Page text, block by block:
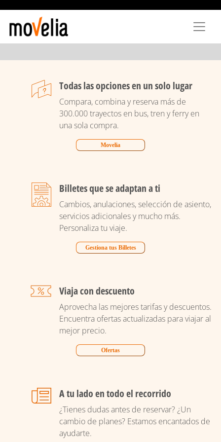
principal
Todas las opciones en un solo lugar
Compara, combina y reserva más de
300.000 trayectos en bus, tren y ferry en
una sola compra.
Movelia
Billetes que se adaptan a ti
Cambios, anulaciones, selección de asiento,
servicios adicionales y mucho más.
Personaliza tu viaje.
Gestiona tus Billetes
Viaja con descuento
Aprovecha las mejores tarifas y descuentos.
Encuentra ofertas actualizadas para viajar al
mejor precio.
Ofertas
A tu lado en todo el recorrido
¿Tienes dudas antes de reservar? ¿Un
cambio de planes? Estamos encantados de
ayudarte.